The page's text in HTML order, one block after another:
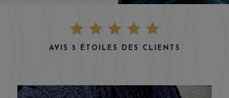
AVIS 5 ÉTOILES DES CLIENTS